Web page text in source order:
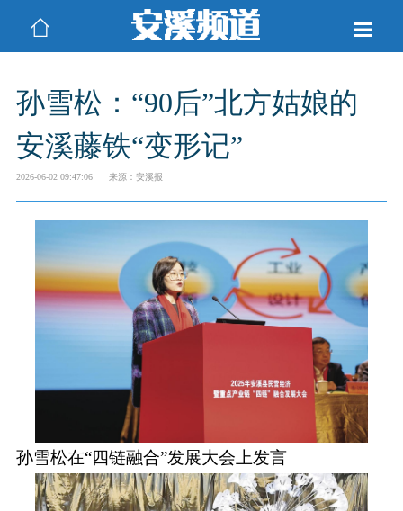
孙雪松：“90后”北方姑娘的
安溪藤铁“变形记”
2026-06-02 09:47:06 来源：安溪报
孙雪松在“四链融合”发展大会上发言